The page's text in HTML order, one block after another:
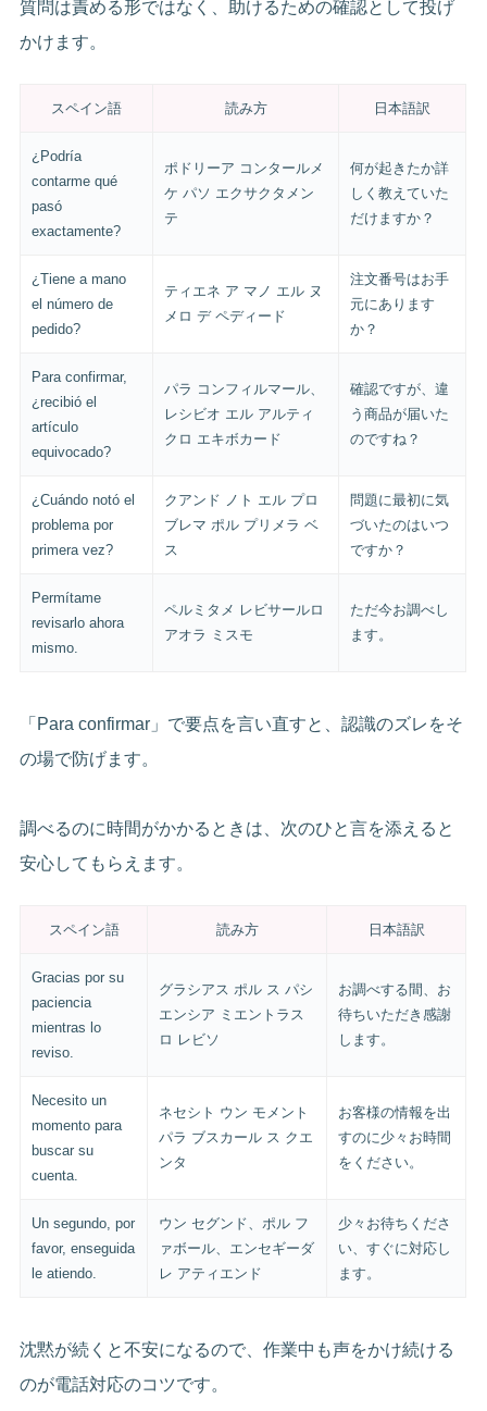
質問は責める形ではなく、助けるための確認として投げ
かけます。
スペイン語 読み方 日本語訳
¿Podría
contarme qué
pasó
exactamente?
ポドリーア コンタールメ
ケ パソ エクサクタメン
テ
何が起きたか詳
しく教えていた
だけますか？
¿Tiene a mano
el número de
pedido?
ティエネ ア マノ エル ヌ
メロ デ ペディード
注文番号はお手
元にあります
か？
Para confirmar,
¿recibió el
artículo
equivocado?
パラ コンフィルマール、
レシビオ エル アルティ
クロ エキボカード
確認ですが、違
う商品が届いた
のですね？
¿Cuándo notó el
problema por
primera vez?
クアンド ノト エル プロ
ブレマ ポル プリメラ ベ
ス
問題に最初に気
づいたのはいつ
ですか？
Permítame
revisarlo ahora
mismo.
ペルミタメ レビサールロ
アオラ ミスモ
ただ今お調べし
ます。
「Para confirmar」で要点を言い直すと、認識のズレをそ
の場で防げます。
調べるのに時間がかかるときは、次のひと言を添えると
安心してもらえます。
スペイン語 読み方 日本語訳
Gracias por su
paciencia
mientras lo
reviso.
グラシアス ポル ス パシ
エンシア ミエントラス
ロ レビソ
お調べする間、お
待ちいただき感謝
します。
Necesito un
momento para
buscar su
cuenta.
ネセシト ウン モメント
パラ ブスカール ス クエ
ンタ
お客様の情報を出
すのに少々お時間
をください。
Un segundo, por
favor, enseguida
le atiendo.
ウン セグンド、ポル フ
ァボール、エンセギーダ
レ アティエンド
少々お待ちくださ
い、すぐに対応し
ます。
沈黙が続くと不安になるので、作業中も声をかけ続ける
のが電話対応のコツです。